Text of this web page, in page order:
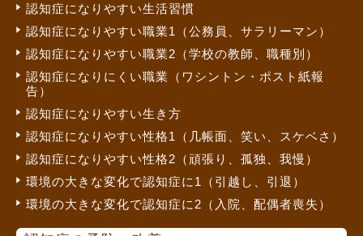
認知症になりやすい生活習慣
認知症になりやすい職業1（公務員、サラリーマン）
認知症になりやすい職業2（学校の教師、職種別）
認知症になりにくい職業（ワシントン・ポスト紙報
告）
認知症になりやすい生き方
認知症になりやすい性格1（几帳面、笑い、スケベさ）
認知症になりやすい性格2（頑張り、孤独、我慢）
環境の大きな変化で認知症に1（引越し、引退）
環境の大きな変化で認知症に2（入院、配偶者喪失）